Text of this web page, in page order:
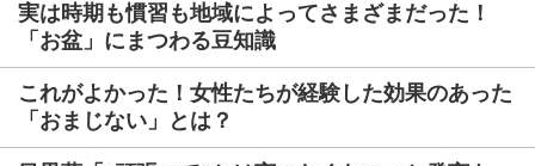
実は時期も慣習も地域によってさまざまだった！
「お盆」にまつわる豆知識
これがよかった！女性たちが経験した効果のあった
「おまじない」とは？